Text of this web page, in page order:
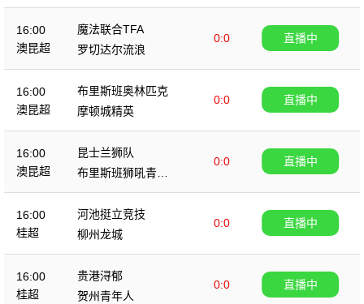
16:00
澳昆超
魔法联合TFA
0:0
罗切达尔流浪
直播中
16:00
澳昆超
布里斯班奥林匹克
0:0
摩顿城精英
直播中
16:00
澳昆超
昆士兰狮队
0:0
布里斯班狮吼青年
队
直播中
16:00
桂超
河池挺立竞技
0:0
柳州龙城
直播中
16:00
桂超
贵港浔郁
0:0
贺州青年人
直播中